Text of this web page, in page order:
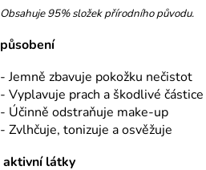
Obsahuje 95% složek přírodního původu.
působení
- Jemně zbavuje pokožku nečistot
- Vyplavuje prach a škodlivé částice
- Účinně odstraňuje make-up
- Zvlhčuje, tonizuje a osvěžuje
aktivní látky